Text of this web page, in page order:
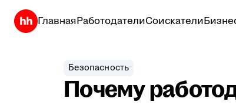
ГлавнаяРаботодателиСоискатели
Безопасность
Почему